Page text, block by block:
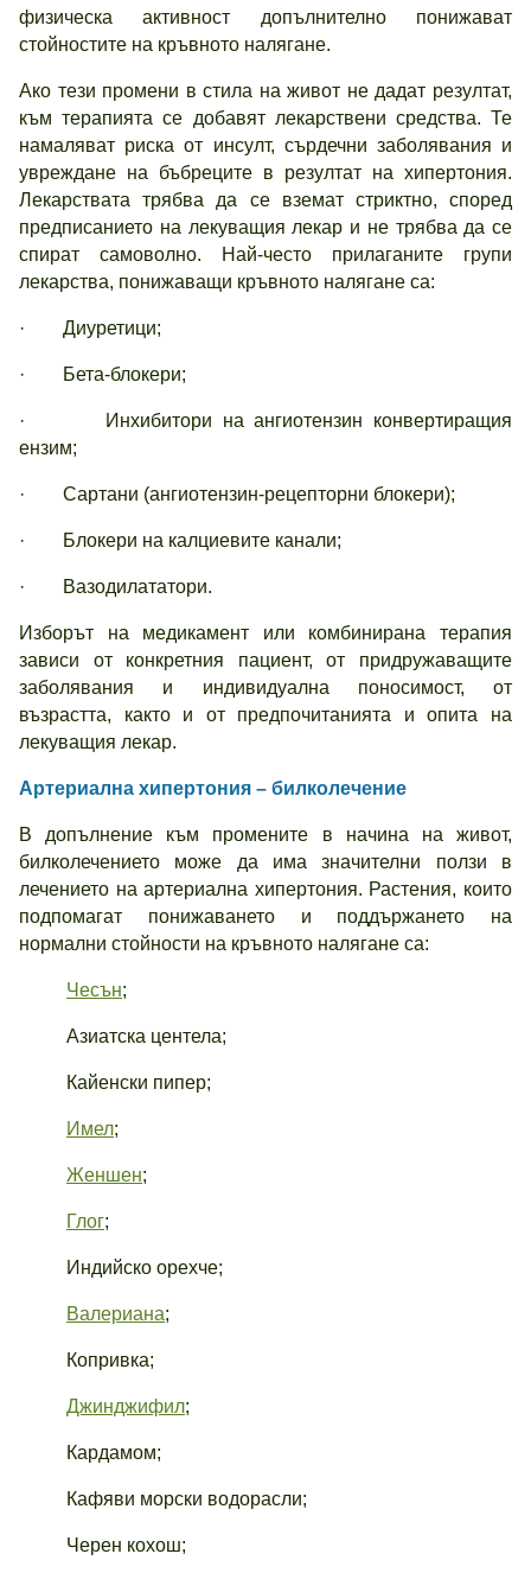
физическа активност допълнително понижават
стойностите на кръвното налягане.
Ако тези промени в стила на живот не дадат резултат,
към терапията се добавят лекарствени средства. Те
намаляват риска от инсулт, сърдечни заболявания и
увреждане на бъбреците в резултат на хипертония.
Лекарствата трябва да се вземат стриктно, според
предписанието на лекуващия лекар и не трябва да се
спират самоволно. Най-често прилаганите групи
лекарства, понижаващи кръвното налягане са:
· Диуретици;
· Бета-блокери;
· Инхибитори на ангиотензин конвертиращия
ензим;
· Сартани (ангиотензин-рецепторни блокери);
· Блокери на калциевите канали;
· Вазодилататори.
Изборът на медикамент или комбинирана терапия
зависи от конкретния пациент, от придружаващите
заболявания и индивидуална поносимост, от
възрастта, както и от предпочитанията и опита на
лекуващия лекар.
Артериална хипертония – билколечение
В допълнение към промените в начина на живот,
билколечението може да има значителни ползи в
лечението на артериална хипертония. Растения, които
подпомагат понижаването и поддържането на
нормални стойности на кръвното налягане са:
Чесън;
Азиатска центела;
Кайенски пипер;
Имел;
Женшен;
Глог;
Индийско орехче;
Валериана;
Копривка;
Джинджифил;
Кардамом;
Кафяви морски водорасли;
Черен кохош;